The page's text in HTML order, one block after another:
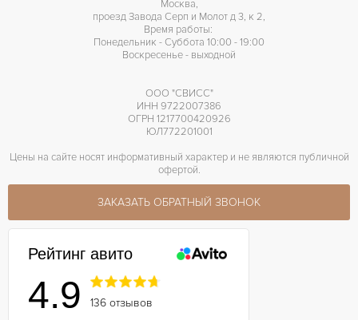
Москва,
проезд Завода Серп и Молот д 3, к 2,
Время работы:
Понедельник - Суббота 10:00 - 19:00
Воскресенье - выходной
ООО "СВИСС"
ИНН 9722007386
ОГРН 1217700420926
ЮЛ772201001
Цены на сайте носят информативный характер и не являются публичной
офертой.
ЗАКАЗАТЬ ОБРАТНЫЙ ЗВОНОК
Рейтинг авито
4.9 136 отзывов